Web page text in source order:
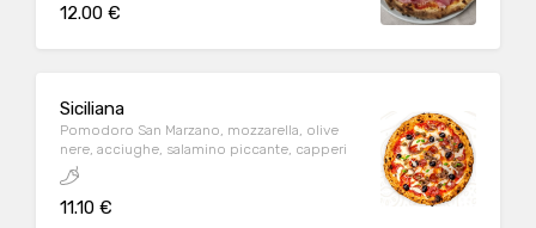
12.00 €
Siciliana
Pomodoro San Marzano, mozzarella, olive
nere, acciughe, salamino piccante, capperi
11.10 €